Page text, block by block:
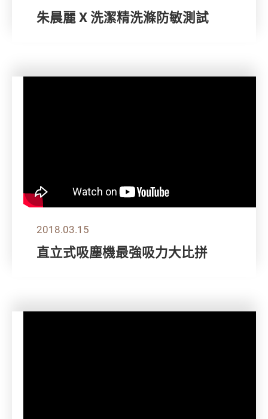
朱晨麗 X 洗潔精洗滌防敏測試
2018.03.15
直立式吸塵機最強吸力大比拼